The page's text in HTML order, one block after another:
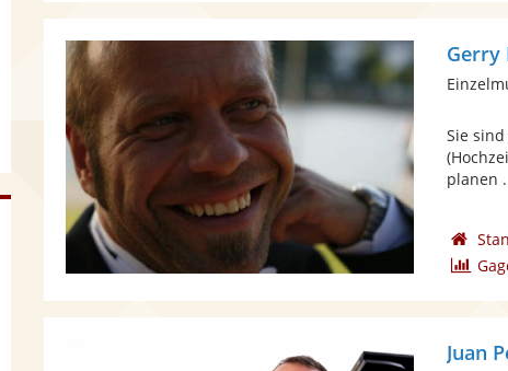
Gerry
Sie
planen
Juan